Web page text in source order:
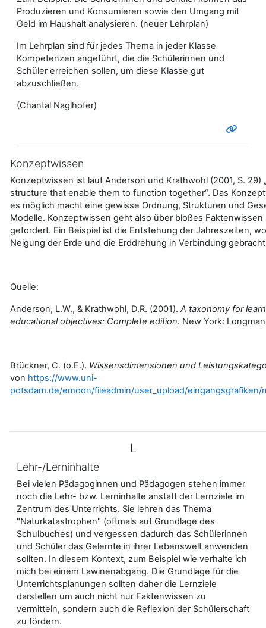
Produzieren und Konsumieren sowie den Umgang mit
Geld im Haushalt analysieren. (neuer Lehrplan)
Im Lehrplan sind für jedes Thema in jeder Klasse
Kompetenzen angeführt, die die Schülerinnen und
Schüler erreichen sollen, um diese Klasse gut
abzuschließen.
(Chantal Naglhofer)
Konzeptwissen
Konzeptwissen ist laut Anderson und Krathwohl (2001, S.
structure that enable them to function together“. Das
es möglich macht eine gewisse Ordnung, Strukturen und
Modelle. Konzeptwissen geht also über bloßes
gefordert. Ein Beispiel ist die Entstehung der Jahreszeiten,
Neigung der Erde und die Erddrehung in Verbindung
Quelle:
Anderson, L.W., & Krathwohl, D.R. (2001). A taxonomy for
educational objectives: Complete edition. New York:
Brückner, C. (o.E.). Wissensdimensionen und
von https://www.uni-
potsdam.de/emoon/fileadmin/user_upload/
L
Lehr-/Lerninhalte
Bei vielen Pädagoginnen und Pädagogen stehen immer
noch die Lehr- bzw. Lerninhalte anstatt der Lernziele im
Zentrum des Unterrichts. Sie lehren das Thema
"Naturkatastrophen" (oftmals auf Grundlage des
Schulbuches) und vergessen dadurch das Schülerinnen
und Schüler das Gelernte in ihrer Lebenswelt anwenden
sollten. In diesem Kontext, zum Beispiel wie verhalte ich
mich bei einem Lawinenabgang. Die Grundlage für die
Unterrichtsplanungen sollten daher die Lernziele
darstellen um auch nicht nur Faktenwissen zu
vermitteln, sondern auch die Reflexion der Schülerschaft
zu fördern.